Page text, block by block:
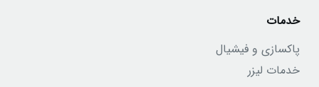
خدمات
پاکسازی و فیشیال
خدمات لیزر